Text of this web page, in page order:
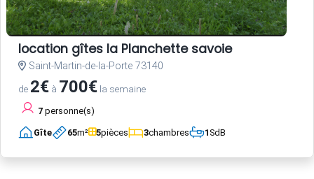
location gîtes la Planchette savoie
Saint-Martin-de-la-Porte 73140
de 2€ à 700€ la semaine
7 personne(s)
Gîte 65m² 5pièces 3chambres 1SdB